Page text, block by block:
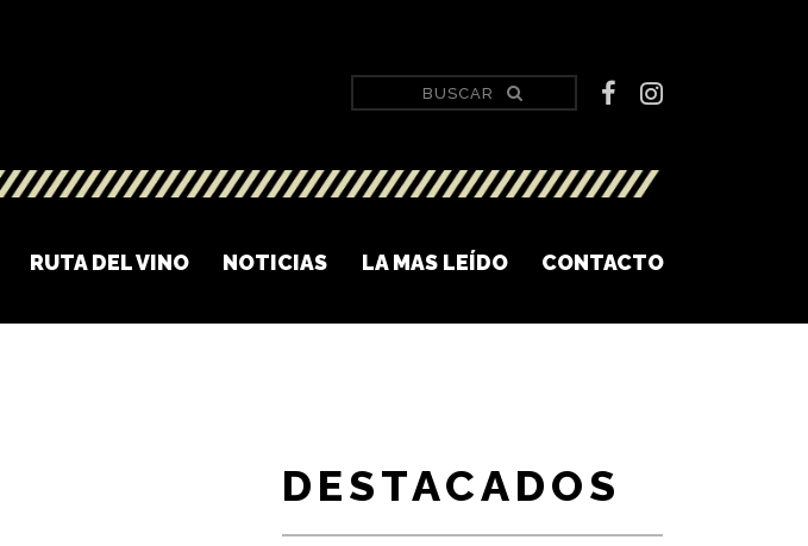
RUTA DEL VINO NOTICIAS LA MAS LEÍDO CONTACTO
DESTACADOS